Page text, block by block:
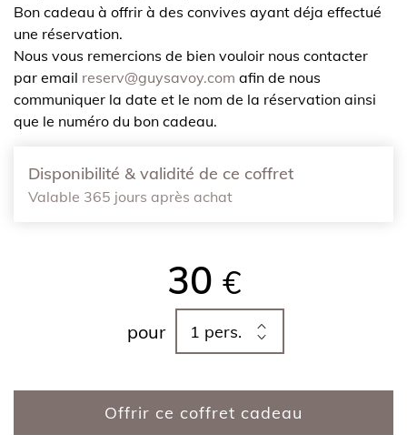
Bon cadeau à offrir à des convives ayant déja effectué
une réservation.
Nous vous remercions de bien vouloir nous contacter
par email reserv@guysavoy.com afin de nous
communiquer la date et le nom de la réservation ainsi
que le numéro du bon cadeau.
Disponibilité & validité de ce coffret
Valable 365 jours après achat
30 €
pour
Offrir ce coffret cadeau